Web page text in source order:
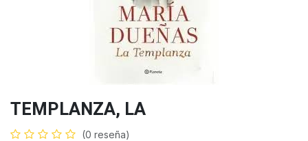
TEMPLANZA, LA
(0 reseña)